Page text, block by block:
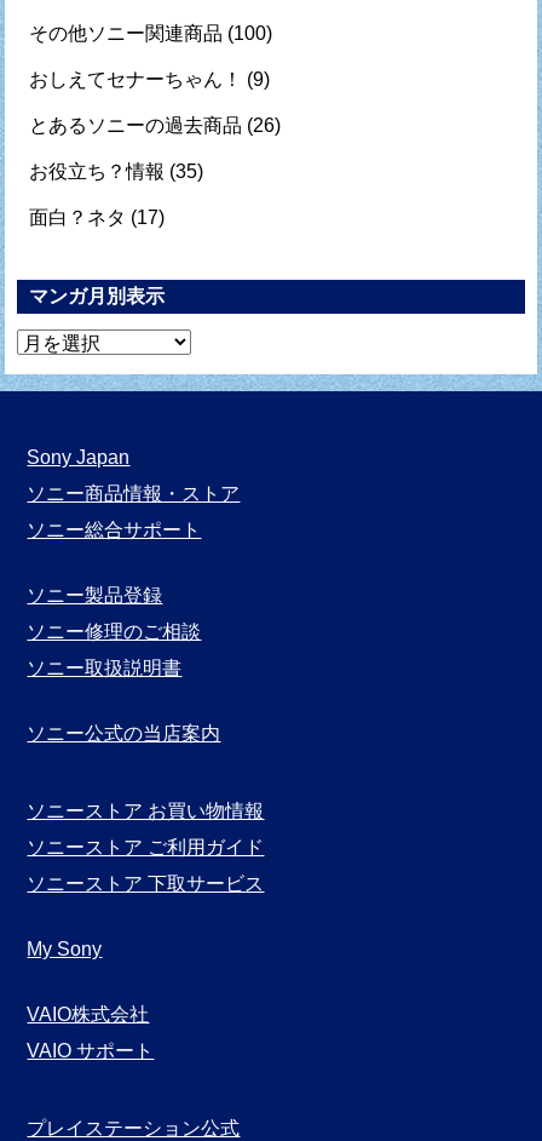
その他ソニー関連商品 (100)
おしえてセナーちゃん！ (9)
とあるソニーの過去商品 (26)
お役立ち？情報 (35)
面白？ネタ (17)
マンガ月別表示
マ
ン
月
別
表
Sony Japan
ソニー商品情報・ストア
ソニー総合サポート
ソニー製品登録
ソニー修理のご相談
ソニー取扱説明書
ソニー公式の当店案内
ソニーストア お買い物情報
ソニーストア ご利用ガイド
ソニーストア 下取サービス
My Sony
VAIO株式会社
VAIO サポート
プレイステーション公式